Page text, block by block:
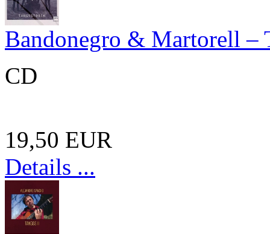
Bandonegro & Martorell –
CD
19,50 EUR
Details ...